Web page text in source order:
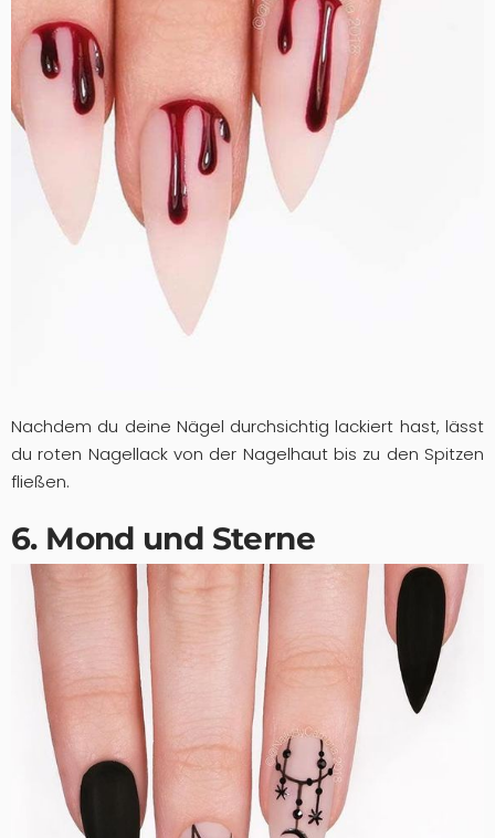
Nachdem du deine Nägel durchsichtig lackiert hast, lässt
du roten Nagellack von der Nagelhaut bis zu den Spitzen
fließen.
6. Mond und Sterne